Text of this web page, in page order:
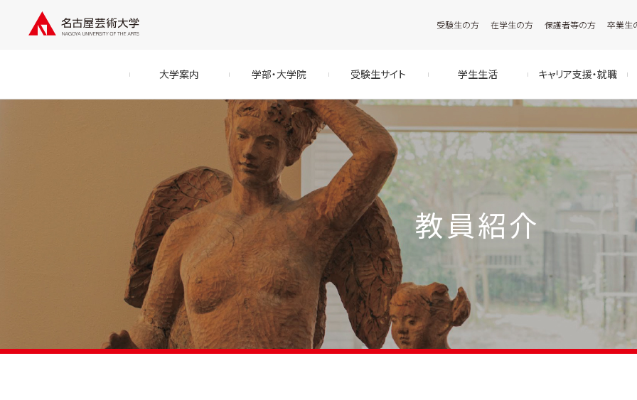
受験生の方 在学生の方 保護者等の方 卒業生
大学案内 学部・大学院 受験生サイト 学生生活 キャリア支援・就職
教員紹介